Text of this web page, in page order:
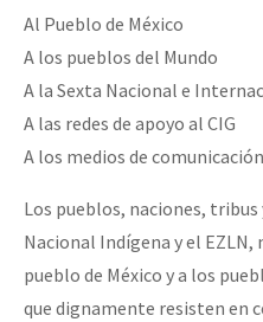
Al Pueblo de México
A los pueblos del Mundo
A la Sexta Nacional e
A las redes de apoyo al CIG
A los medios de comunicación
Los pueblos, naciones,
Nacional Indígena y el
pueblo de México y a los
que dignamente resisten en